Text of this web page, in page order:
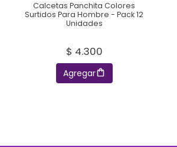
Calcetas Panchita Colores
Surtidos Para Hombre - Pack 12
Unidades
$ 4.300
Agregar